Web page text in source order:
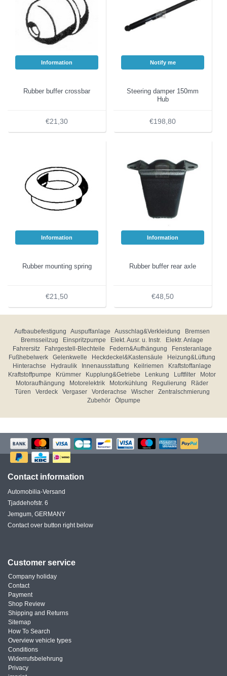
Information
Rubber buffer crossbar
€21,30
Notify me
Steering damper 150mm
Hub
€198,80
Information
Rubber mounting spring
€21,50
Information
Rubber buffer rear axle
€48,50
Aufbaubefestigung Auspuffanlage Ausschlag&Verkleidung
Bremsen
Bremsseilzug
Einspritzpumpe Elekt. Ausr. u. Instr.
Elektr. Anlage
Fahrersitz
Fahrgestell-Blechteile Federn&Aufhängung
Fensteranlage
Fußhebelwerk
Gelenkwelle Heckdeckel&Kastensäule
Heizung&Lüftung
Hinterachse
Hydraulik Innenausstattung Keilriemen
Kraftstoffanlage
Kraftstoffpumpe
Krümmer Kupplung&Getriebe Lenkung Luftfilter
Motor
Motoraufhängung
Motorelektrik Motorkühlung Regulierung
Räder
Türen
Verdeck Vergaser Vorderachse Wischer
Zentralschmierung
Zubehör
Ölpumpe
Contact information
Automobilia-Versand
Tjaddehofstr. 6
Jemgum, GERMANY
Contact over button right below
Customer service
Company holiday
Contact
Payment
Shop Review
Shipping and Returns
Sitemap
How To Search
Overview vehicle types
Conditions
Widerrufsbelehrung
Privacy